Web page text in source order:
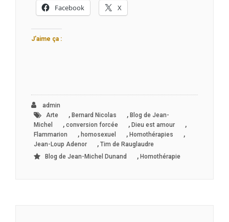
Facebook X
J’aime ça :
admin
Arte
, Bernard Nicolas , Blog de Jean-
Michel
, conversion forcée , Dieu est amour ,
Flammarion , homosexuel , Homothérapies ,
Jean-Loup Adenor , Tim de Rauglaudre
Blog de Jean-Michel Dunand
, Homothérapie